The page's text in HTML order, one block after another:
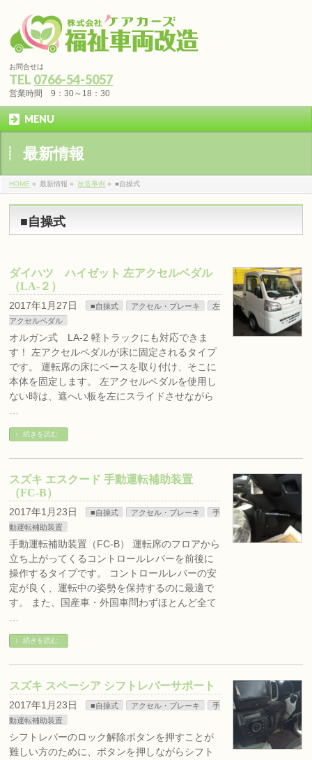
お問合せは
TEL 0766-54-5057
営業時間 9：30～18：30
MENU
最新情報
HOME » 最新情報 » 改造事例 » ■自操式
■自操式
ダイハツ ハイゼット 左アクセルペダル
（LA-２）
2017年1月27日 ■自操式 アクセル・ブレーキ
左
アクセルペダル
オルガン式 LA-2 軽トラックにも対応できま
す！ 左アクセルペダルが床に固定されるタイプ
です。 運転席の床にベースを取り付け、そこに
本体を固定します。 左アクセルペダルを使用し
ない時は、遮へい板を左にスライドさせながら
続きを読む
スズキ エスクード 手動運転補助装置
（FC-B）
2017年1月23日 ■自操式 アクセル・ブレーキ
手
動運転補助装置
手動運転補助装置（FC-B） 運転席のフロアから
立ち上がってくるコントロールレバーを前後に
操作するタイプです。 コントロールレバーの安
定が良く、運転中の姿勢を保持するのに最適で
す。 また、国産車・外国車問わずほとんど全て
続きを読む
スズキ スペーシア シフトレバーサポート
2017年1月23日 ■自操式 アクセル・ブレーキ
手
動運転補助装置
シフトレバーのロック解除ボタンを押すことが
難しい方のために、ボタンを押しながらシフト